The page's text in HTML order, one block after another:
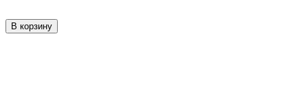
В корзину